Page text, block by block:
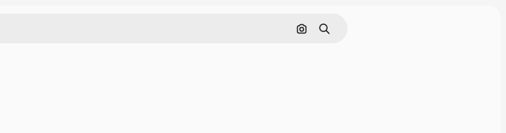
Cerca per immagine
Ricerca